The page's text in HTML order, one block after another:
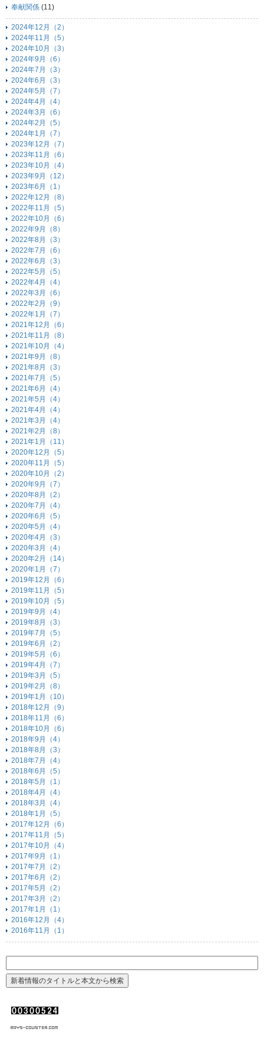
奉献関係 (11)
2024年12月（2）
2024年11月（5）
2024年10月（3）
2024年9月（6）
2024年7月（3）
2024年6月（3）
2024年5月（7）
2024年4月（4）
2024年3月（6）
2024年2月（5）
2024年1月（7）
2023年12月（7）
2023年11月（6）
2023年10月（4）
2023年9月（12）
2023年6月（1）
2022年12月（8）
2022年11月（5）
2022年10月（6）
2022年9月（8）
2022年8月（3）
2022年7月（6）
2022年6月（3）
2022年5月（5）
2022年4月（4）
2022年3月（6）
2022年2月（9）
2022年1月（7）
2021年12月（6）
2021年11月（8）
2021年10月（4）
2021年9月（8）
2021年8月（3）
2021年7月（5）
2021年6月（4）
2021年5月（4）
2021年4月（4）
2021年3月（4）
2021年2月（8）
2021年1月（11）
2020年12月（5）
2020年11月（5）
2020年10月（2）
2020年9月（7）
2020年8月（2）
2020年7月（4）
2020年6月（5）
2020年5月（4）
2020年4月（3）
2020年3月（4）
2020年2月（14）
2020年1月（7）
2019年12月（6）
2019年11月（5）
2019年10月（5）
2019年9月（4）
2019年8月（3）
2019年7月（5）
2019年6月（2）
2019年5月（6）
2019年4月（7）
2019年3月（5）
2019年2月（8）
2019年1月（10）
2018年12月（9）
2018年11月（6）
2018年10月（6）
2018年9月（4）
2018年8月（3）
2018年7月（4）
2018年6月（5）
2018年5月（1）
2018年4月（4）
2018年3月（4）
2018年1月（5）
2017年12月（6）
2017年11月（5）
2017年10月（4）
2017年9月（1）
2017年7月（2）
2017年6月（2）
2017年5月（2）
2017年3月（2）
2017年1月（1）
2016年12月（4）
2016年11月（1）